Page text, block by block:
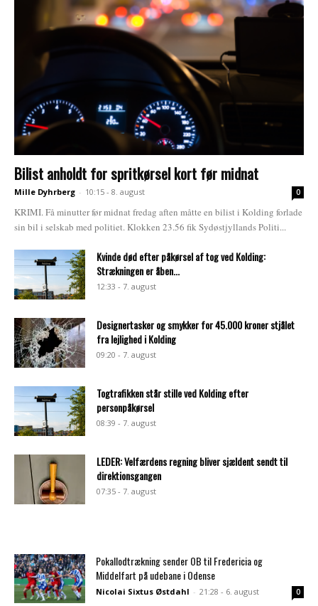
Bilist anholdt for spritkørsel kort før midnat
Mille Dyhrberg - 10:15 - 8. august 0
KRIMI. Få minutter før midnat fredag aften måtte en bilist i Kolding forlade
sin bil i selskab med politiet. Klokken 23.56 fik Sydøstjyllands Politi...
Kvinde død efter påkørsel af tog ved Kolding:
Strækningen er åben...
12:33 - 7. august
Designertasker og smykker for 45.000 kroner stjålet
fra lejlighed i Kolding
09:20 - 7. august
Togtrafikken står stille ved Kolding efter
personpåkørsel
08:39 - 7. august
LEDER: Velfærdens regning bliver sjældent sendt til
direktionsgangen
07:35 - 7. august
Pokallodtrækning sender OB til Fredericia og
Middelfart på udebane i Odense
Nicolai Sixtus Østdahl - 21:28 - 6. august 0